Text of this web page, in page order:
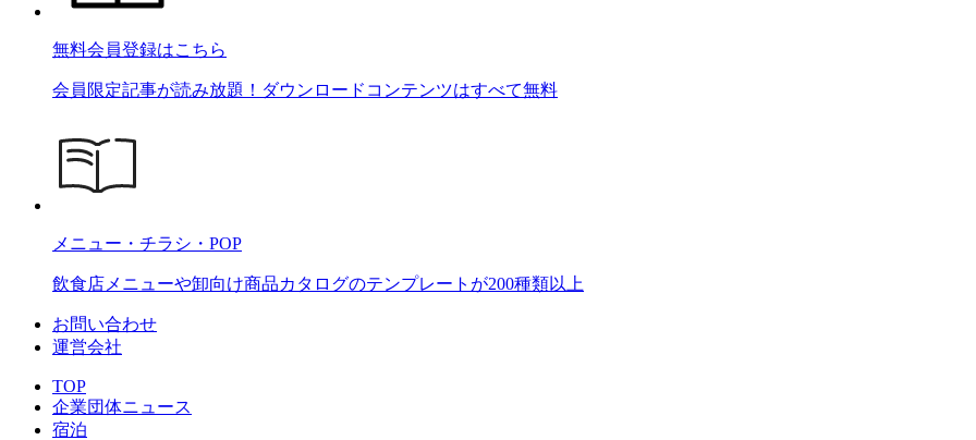
無料会員登録はこちら
会員限定記事が読み放題！ダウンロードコンテンツはすべて無料
メニュー・チラシ・POP
飲食店メニューや卸向け商品カタログのテンプレートが200種類以上
お問い合わせ
運営会社
TOP
企業団体ニュース
宿泊